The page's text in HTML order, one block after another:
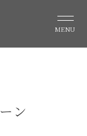
MENU
ン